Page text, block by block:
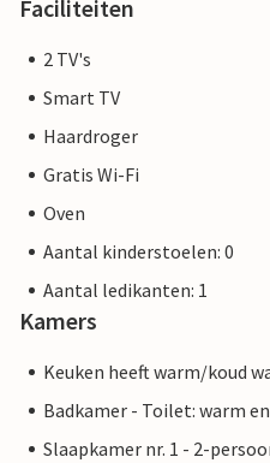
Faciliteiten
2 TV's
Smart TV
Haardroger
Gratis Wi-Fi
Oven
Aantal kinderstoelen: 0
Aantal ledikanten: 1
Kamers
Keuken heeft warm/koud
Badkamer - Toilet: warm
Slaapkamer nr. 1 - 2-